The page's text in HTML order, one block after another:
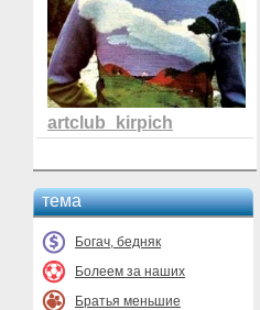
artclub_kirpich
тема
Богач, бедняк
Болеем за наших
Братья меньшие